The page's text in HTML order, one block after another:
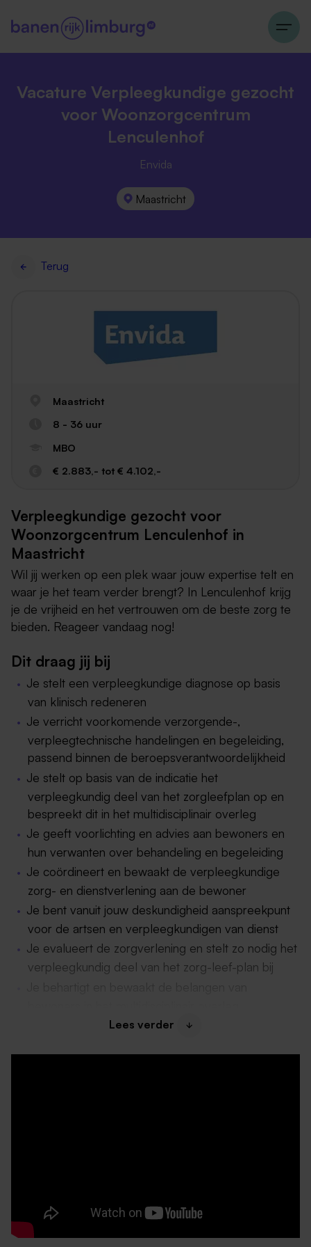
Vacature Verpleegkundige gezocht
voor Woonzorgcentrum
Lenculenhof
Envida
Maastricht
Terug
Maastricht
8 - 36 uur
MBO
€ 2.883,- tot € 4.102,-
Verpleegkundige gezocht voor
Woonzorgcentrum Lenculenhof in
Maastricht
Wil jij werken op een plek waar jouw expertise telt en
waar je het team verder brengt? In Lenculenhof krijg
je de vrijheid en het vertrouwen om de beste zorg te
bieden. Reageer vandaag nog!
Dit draag jij bij
Je stelt een verpleegkundige diagnose op basis
van klinisch redeneren
Je verricht voorkomende verzorgende-,
verpleegtechnische handelingen en begeleiding,
passend binnen de beroepsverantwoordelijkheid
Je stelt op basis van de indicatie het
verpleegkundig deel van het zorgleefplan op en
bespreekt dit in het multidisciplinair overleg
Je geeft voorlichting en advies aan bewoners en
hun verwanten over behandeling en begeleiding
Je coördineert en bewaakt de verpleegkundige
zorg- en dienstverlening aan de bewoner
Je bent vanuit jouw deskundigheid aanspreekpunt
voor de artsen en verpleegkundigen van dienst
Je evalueert de zorgverlening en stelt zo nodig het
verpleegkundig deel van het zorg-leef-plan bij
nemen
Lees verder